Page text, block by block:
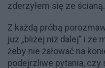
zderzyłem się ze ścianą.
Z każdą próbą
już „bliżej niż dalej” i że
żeby nie żałować na
podejrzliwe pytania, czy